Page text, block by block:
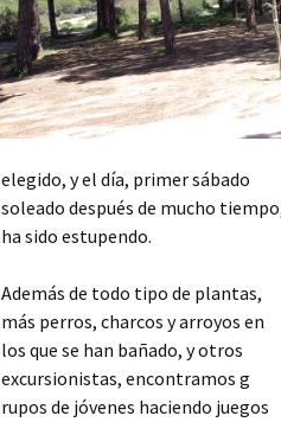
elegido, y el día, primer sábado
soleado después de mucho
ha sido estupendo.
Además de todo tipo de plantas,
más perros, charcos y arroyos en
los que se han bañado, y otros
excursionistas, encontramos g
rupos de jóvenes haciendo juegos